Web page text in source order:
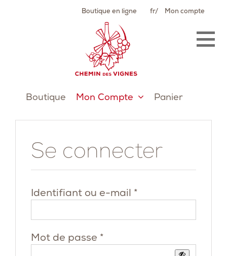
Boutique en ligne fr Mon compte
Boutique Mon Compte Panier
Se connecter
Identifiant ou e-mail *
Mot de passe *